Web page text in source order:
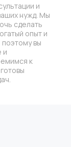
и
нужд. Мы
сделать
опыт и
вы
и
к